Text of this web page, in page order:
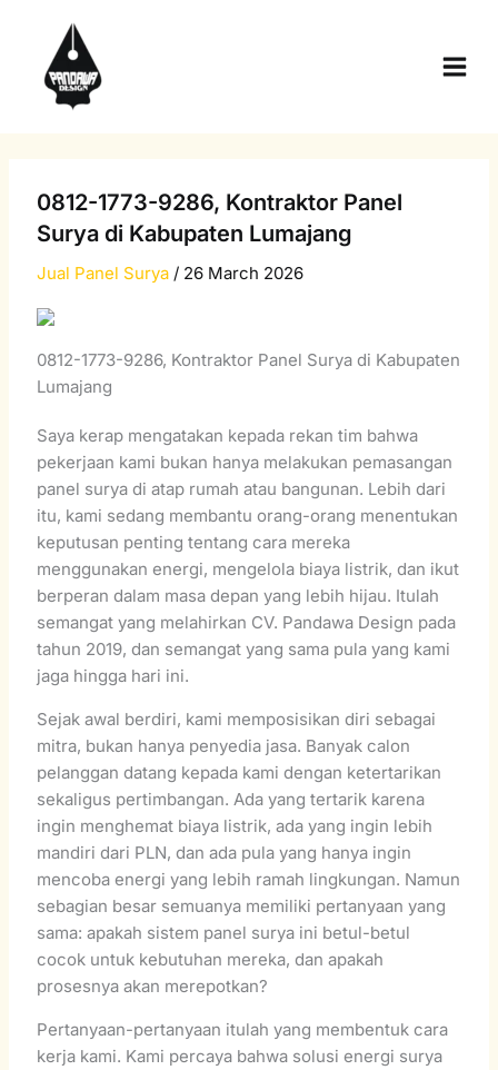
content
0812-1773-9286, Kontraktor Panel
Surya di Kabupaten Lumajang
Jual Panel Surya / 26 March 2026
0812-1773-9286, Kontraktor Panel Surya di Kabupaten
Lumajang
Saya kerap mengatakan kepada rekan tim bahwa
pekerjaan kami bukan hanya melakukan pemasangan
panel surya di atap rumah atau bangunan. Lebih dari
itu, kami sedang membantu orang-orang menentukan
keputusan penting tentang cara mereka
menggunakan energi, mengelola biaya listrik, dan ikut
berperan dalam masa depan yang lebih hijau. Itulah
semangat yang melahirkan CV. Pandawa Design pada
tahun 2019, dan semangat yang sama pula yang kami
jaga hingga hari ini.
Sejak awal berdiri, kami memposisikan diri sebagai
mitra, bukan hanya penyedia jasa. Banyak calon
pelanggan datang kepada kami dengan ketertarikan
sekaligus pertimbangan. Ada yang tertarik karena
ingin menghemat biaya listrik, ada yang ingin lebih
mandiri dari PLN, dan ada pula yang hanya ingin
mencoba energi yang lebih ramah lingkungan. Namun
sebagian besar semuanya memiliki pertanyaan yang
sama: apakah sistem panel surya ini betul-betul
cocok untuk kebutuhan mereka, dan apakah
prosesnya akan merepotkan?
Pertanyaan-pertanyaan itulah yang membentuk cara
kerja kami. Kami percaya bahwa solusi energi surya